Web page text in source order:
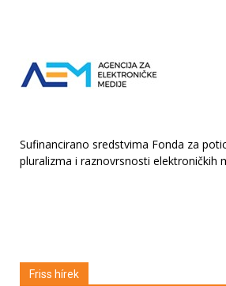
Sufinancirano sredstvima Fonda za
pluralizma i raznovrsnosti elektroničkih
Friss hírek